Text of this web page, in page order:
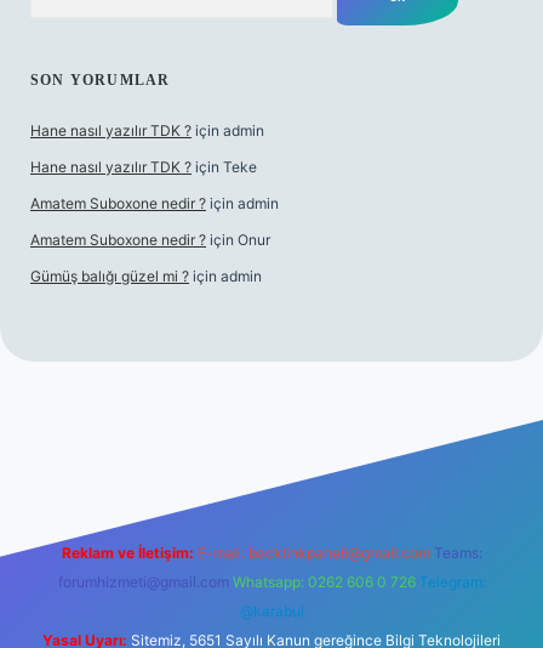
SON YORUMLAR
Hane nasıl yazılır TDK ? için admin
Hane nasıl yazılır TDK ? için Teke
Amatem Suboxone nedir ? için admin
Amatem Suboxone nedir ? için Onur
Gümüş balığı güzel mi ? için admin
Reklam ve İletişim: E-mail: backlinkpaneli@gmail.com Teams:
forumhizmeti@gmail.com Whatsapp: 0262 606 0 726 Telegram:
@karabul
Yasal Uyarı: Sitemiz, 5651 Sayılı Kanun gereğince Bilgi Teknolojileri